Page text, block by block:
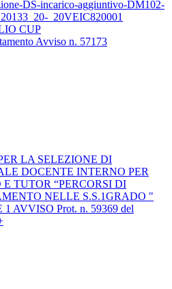
DS-incarico-aggiuntivo-DM102-
_20VEIC820001
CUP
Avviso n. 57173
LA SELEZIONE DI
DOCENTE INTERNO PER
E TUTOR “PERCORSI DI
NELLE S.S.1GRADO "
AVVISO Prot. n. 59369 del